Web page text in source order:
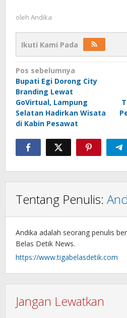
oleh Andika
Ikuti Kami Pada
Navigasi
pos
Pos sebelumnya
Bupati Egi Dorong City
Branding Lewat
GoVirtual, Lampung
Selatan Hadirkan Wisata
di Kabin Pesawat
Tentang Penulis:
Andika adalah seorang penulis
Belas Detik News.
https://www.tigabelasdetik.com
Jangan Lewatkan